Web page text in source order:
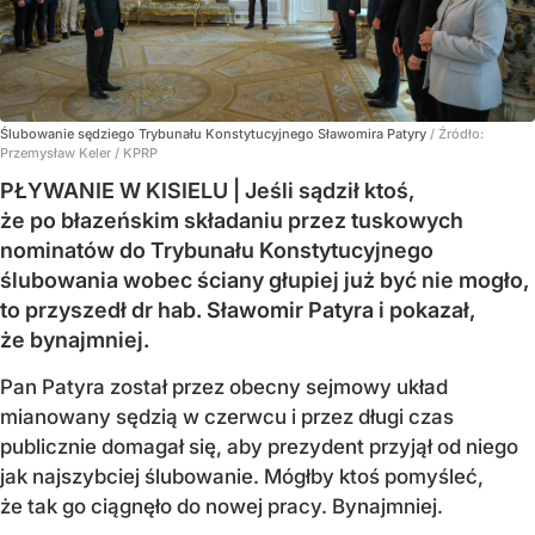
Ślubowanie sędziego Trybunału Konstytucyjnego Sławomira Patyry / Źródło:
Przemysław Keler / KPRP
PŁYWANIE W KISIELU | Jeśli sądził ktoś,
że po błazeńskim składaniu przez tuskowych
nominatów do Trybunału Konstytucyjnego
ślubowania wobec ściany głupiej już być nie mogło,
to przyszedł dr hab. Sławomir Patyra i pokazał,
że bynajmniej.
Pan Patyra został przez obecny sejmowy układ
mianowany sędzią w czerwcu i przez długi czas
publicznie domagał się, aby prezydent przyjął od niego
jak najszybciej ślubowanie. Mógłby ktoś pomyśleć,
że tak go ciągnęło do nowej pracy. Bynajmniej.